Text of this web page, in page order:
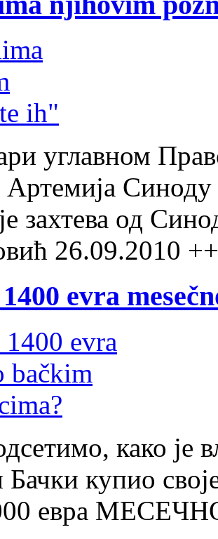
углавном
Артемија
захтева од
26.09.2010
evra
како је
Бачки купио
евра